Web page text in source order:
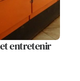
entretenir